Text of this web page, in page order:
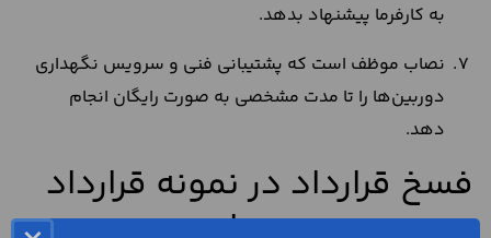
به کارفرما پیشنهاد بدهد.
نصاب موظف است که پشتیبانی فنی و سرویس نگهداری
دوربین‌ها را تا مدت مشخصی به صورت رایگان انجام
دهد.
فسخ قرارداد در نمونه قرارداد